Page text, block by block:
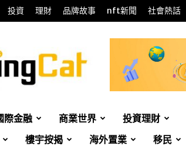
投資 理財 品牌故事 nft新聞 社會熱話
際金融 商業世界 投資理財
樓宇按揭 海外置業 移民